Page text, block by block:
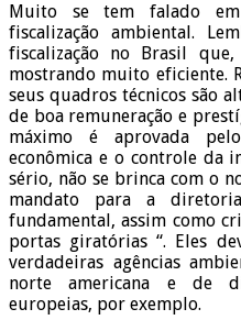
Muito se tem falado
fiscalização ambiental.
fiscalização no Brasil
mostrando muito eficiente.
seus quadros técnicos são
de boa remuneração e
máximo é aprovada
econômica e o controle da
sério, não se brinca com o
mandato para a
fundamental, assim como
portas giratórias “. Eles
verdadeiras agências
norte americana e de
europeias, por exemplo.